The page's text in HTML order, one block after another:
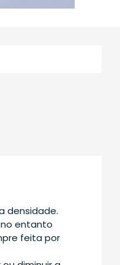
densidade.
entanto
feita por